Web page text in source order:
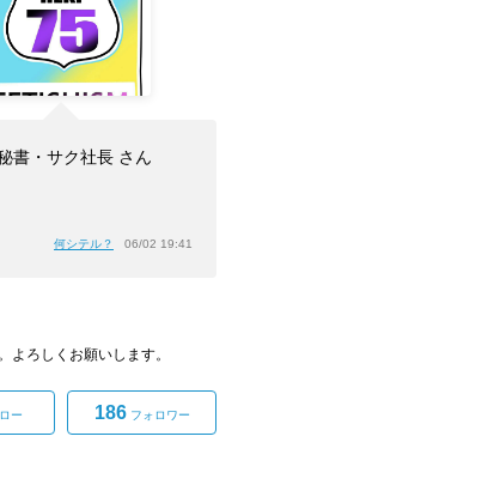
書・サク社長 さん
何シテル？ 06/02 19:41
よろしくお願いします。
ー 186フォロワー